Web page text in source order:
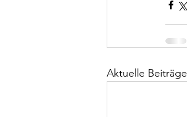
Aktuelle Beiträge